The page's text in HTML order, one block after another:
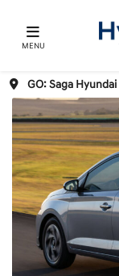
MENU
GO: Saga